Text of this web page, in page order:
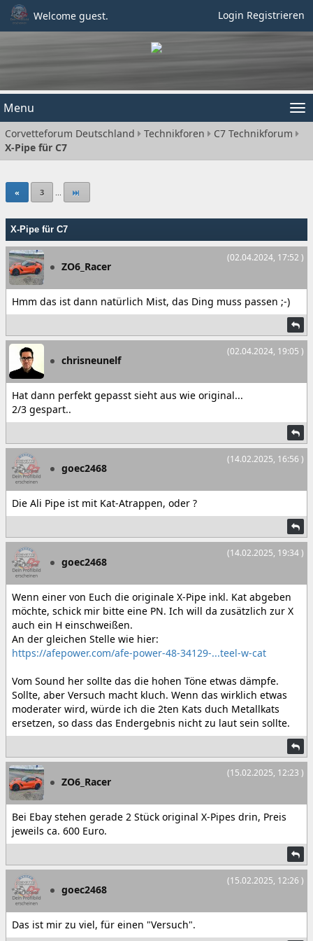
Welcome guest. Login Registrieren
Menu
Corvetteforum Deutschland Technikforen
C7 Technikforum
X-Pipe für C7
« 3 ...
X-Pipe für C7
(02.04.2024, 17:52 )
ZO6_Racer
Hmm das ist dann natürlich Mist, das Ding muss passen ;-)
(02.04.2024, 19:05 )
chrisneunelf
Hat dann perfekt gepasst sieht aus wie original...
2/3 gespart..
(14.02.2025, 16:56 )
goec2468
Die Ali Pipe ist mit Kat-Atrappen, oder ?
(14.02.2025, 19:34 )
goec2468
Wenn einer von Euch die originale X-Pipe inkl. Kat abgeben
möchte, schick mir bitte eine PN. Ich will da zusätzlich zur X
auch ein H einschweißen.
An der gleichen Stelle wie hier:
https://afepower.com/afe-power-48-34129-...teel-w-cat
Vom Sound her sollte das die hohen Töne etwas dämpfe.
Sollte, aber Versuch macht kluch. Wenn das wirklich etwas
moderater wird, würde ich die 2ten Kats duch Metallkats
ersetzen, so dass das Endergebnis nicht zu laut sein sollte.
(15.02.2025, 12:23 )
ZO6_Racer
Bei Ebay stehen gerade 2 Stück original X-Pipes drin, Preis
jeweils ca. 600 Euro.
(15.02.2025, 12:26 )
goec2468
Das ist mir zu viel, für einen "Versuch".